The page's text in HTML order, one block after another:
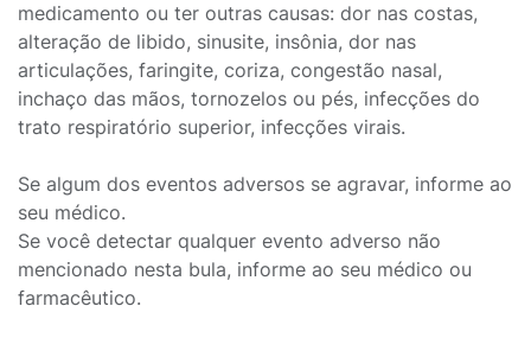
medicamento ou ter outras causas: dor nas costas,
alteração de libido, sinusite, insônia, dor nas
articulações, faringite, coriza, congestão nasal,
inchaço das mãos, tornozelos ou pés, infecções do
trato respiratório superior, infecções virais.
Se algum dos eventos adversos se agravar, informe ao
seu médico.
Se você detectar qualquer evento adverso não
mencionado nesta bula, informe ao seu médico ou
farmacêutico.